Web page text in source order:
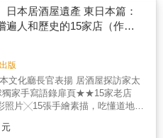
廚房與餐桌上，或成為某種身體
母親，同時寫一段社會變動快速
而無論走了多遠，母親的菜，總
，萬事萬物的起點，令人回味。
年第16屆日本「辻静雄食文
品《「台灣菜」的文化史》作者
★臺灣飲食文化學者深情書寫家
記憶中的母親。 ★結合堅實的臺
。 ★看臺灣食物的味、色、香、
、可麗露、達克瓦茲⋯⋯台灣人
甜點起源故事★每款甜點皆列出
景，所使用的麵團或麵糊、奶
飾以及材料名等資訊★法國鄉土
欄補充更多小知識：因地區而異
布里歐麵團為基礎的鄉土甜點、
、法國的節慶與甜點★11道step
譜，搭配清楚步驟照片，讓人躍
法式甜點」，想必許多人腦海裡
飾華麗、外型吸睛的精緻甜點。
日本居酒屋遺產 東日本篇：
遍人和歷史的15家店（作者
頁「初冬鍵屋‧酌飲熱酒」）
版
文化廳長官表揚 居酒屋探訪家太
獨家手寫語錄扉頁★★15家老店
照片╳15張手繪素描，吃懂道地東
這些店家擁有古老且舒適的氛
元